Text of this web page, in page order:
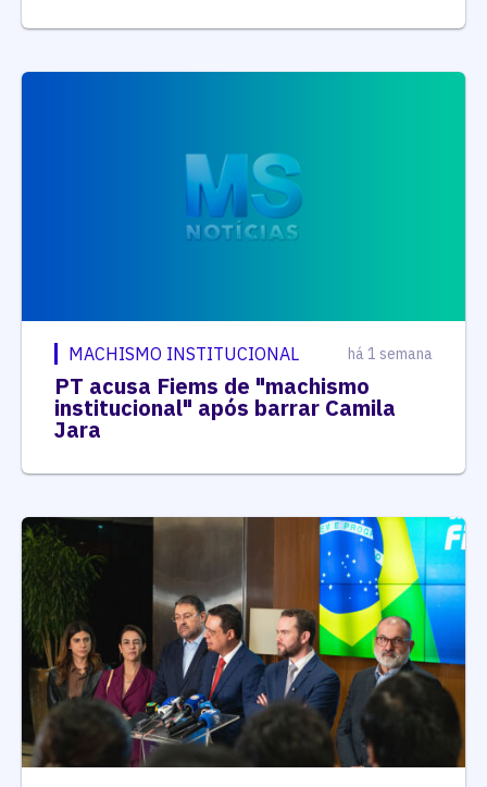
MACHISMO INSTITUCIONAL há 1 semana
PT acusa Fiems de "machismo
institucional" após barrar Camila
Jara